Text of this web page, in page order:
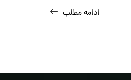
ادامه مطلب